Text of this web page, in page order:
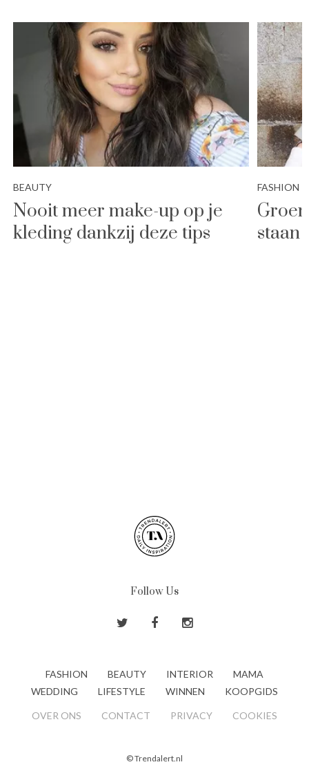
BEAUTY
Nooit meer make-up op je
kleding dankzij deze tips
FASHION
staan
Follow Us
FASHION BEAUTY INTERIOR
MAMA
WEDDING
LIFESTYLE WINNEN KOOPGIDS
OVER ONS CONTACT PRIVACY COOKIES
© Trendalert.nl